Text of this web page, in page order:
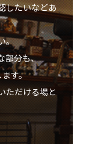
したいなどあ
。
部分も、
す。
ただける場と